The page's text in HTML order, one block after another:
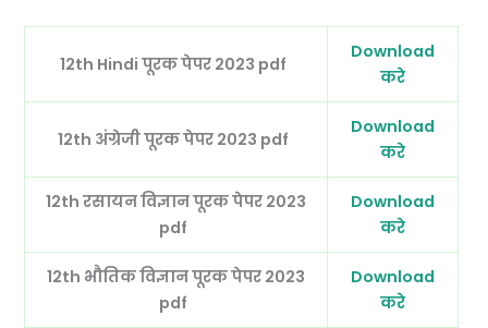
12th Hindi पूरक पेपर 2023 pdf
Download
करे
12th अंग्रेजी पूरक पेपर 2023 pdf
Download
करे
12th रसायन विज्ञान पूरक पेपर 2023
pdf
Download
करे
12th भौतिक विज्ञान पूरक पेपर 2023
pdf
Download
करे